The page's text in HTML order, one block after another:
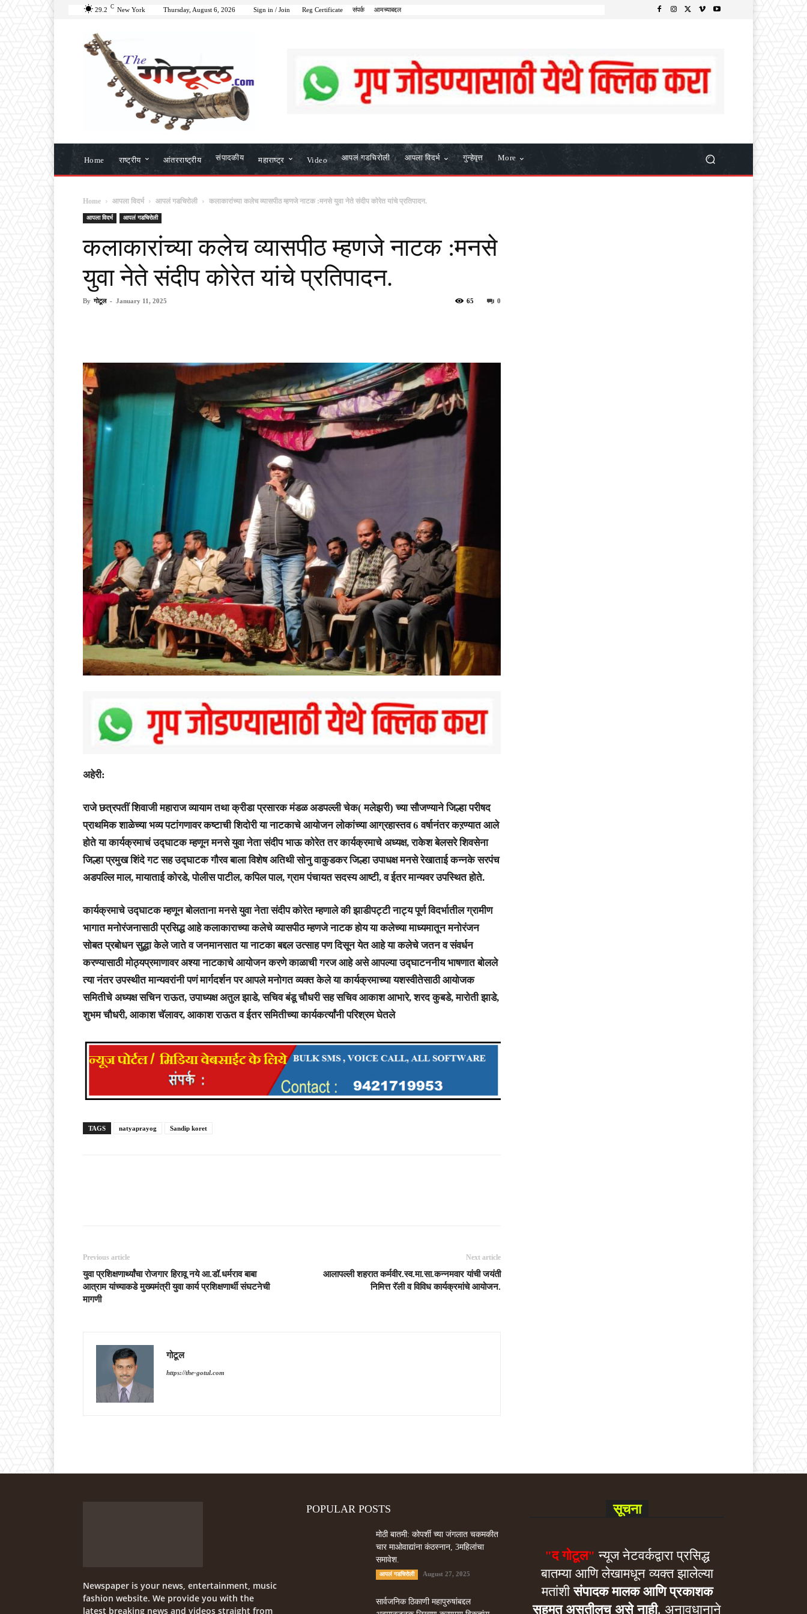
29.2 C New York Thursday, August 6, 2026 Sign in / Join Reg Certificate संपर्क आमच्याबद्दल
Home राष्ट्रीय आंतरराष्ट्रीय संपादकीय महाराष्ट्र Video आपलं गडचिरोली आपला विदर्भ गुन्हेवृत्त More
Home आपला विदर्भ आपलं गडचिरोली कलाकारांच्या कलेच व्यासपीठ म्हणजे नाटक :मनसे युवा नेते संदीप कोरेत यांचे प्रतिपादन.
आपला विदर्भ आपलं गडचिरोली
कलाकारांच्या कलेच व्यासपीठ म्हणजे नाटक :मनसे
युवा नेते संदीप कोरेत यांचे प्रतिपादन.
By गोटूल - January 11, 2025 0
65
अहेरी:
राजे छत्रपतीं शिवाजी महाराज व्यायाम तथा क्रीडा प्रसारक मंडळ अडपल्ली चेक( मलेझरी) च्या सौजण्याने जिल्हा परीषद
प्राथमिक शाळेच्या भव्य पटांगणावर कष्टाची शिदोरी या नाटकाचे आयोजन लोकांच्या आग्रहास्तव 6 वर्षानंतर कऱण्यात आले
होते या कार्यक्रमाचं उद्घाटक म्हणून मनसे युवा नेता संदीप भाऊ कोरेत तर कार्यक्रमाचे अध्यक्ष, राकेश बेलसरे शिवसेना
जिल्हा प्रमुख शिंदे गट सह उद्घाटक गौरव बाला विशेष अतिथी सोनु वाकुडकर जिल्हा उपाधक्ष मनसे रेखाताई कन्नके सरपंच
अडपल्लि माल, मायाताई कोरडे, पोलीस पाटील, कपिल पाल, ग्राम पंचायत सदस्य आष्टी, व ईतर मान्यवर उपस्थित होते.
कार्यक्रमाचे उद्घाटक म्हणून बोलताना मनसे युवा नेता संदीप कोरेत म्हणाले की झाडीपट्टी नाट्य पूर्ण विदर्भातील ग्रामीण
भागात मनोरंजनासाठी प्रसिद्ध आहे कलाकाराच्या कलेचे व्यासपीठ म्हणजे नाटक होय या कलेच्या माध्यमातून मनोरंजन
सोबत प्रबोधन सुद्धा केले जाते व जनमानसात या नाटका बद्दल उत्साह पण दिसून येत आहे या कलेचे जतन व संवर्धन
करण्यासाठी मोठ्यप्रमाणावर अश्या नाटकाचे आयोजन करणे काळाची गरज आहे असे आपल्या उद्घाटननीय भाषणात बोलले
त्या नंतर उपस्थीत मान्यवरांनी पणं मार्गदर्शन पर आपले मनोगत व्यक्त केले या कार्यक्रमाच्या यशस्वीतेसाठी आयोजक
समितीचे अध्यक्ष सचिन राऊत, उपाध्यक्ष अतुल झाडे, सचिव बंडू चौधरी सह सचिव आकाश आभारे, शरद कुबडे, मारोती झाडे,
शुभम चौधरी, आकाश चॅलावर, आकाश राऊत व ईतर समितीच्या कार्यकर्त्यांनी परिश्रम घेतले
TAGS natyaprayog Sandip koret
Previous article
युवा प्रशिक्षणार्थ्यांचा रोजगार हिरावू नये आ.डॉ.धर्मराव बाबा
आत्राम यांच्याकडे मुख्यमंत्री युवा कार्य प्रशिक्षणार्थी संघटनेची
मागणी
Next article
आलापल्ली शहरात कर्मवीर.स्व.मा.सा.कन्नमवार यांची जयंती
निमित्त रॅली व विविध कार्यक्रमांचे आयोजन.
गोटूल
https://the-gotul.com
Newspaper is your news, entertainment, music
fashion website. We provide you with the
latest breaking news and videos straight from
POPULAR POSTS
मोठी बातमी: कोपर्शी च्या जंगलात चकमकीत
चार माओवाद्यांना कंठस्नान, 3महिलांचा
समावेश.
आपलं गडचिरोली August 27, 2025
सार्वजनिक ठिकाणी महापुरुषांबद्दल
सूचना
"द गोटूल" न्यूज नेटवर्कद्वारा प्रसिद्ध
बातम्या आणि लेखामधून व्यक्त झालेल्या
मतांशीसंपादक मालक आणि प्रकाशक
सहमत असतीलच असे नाही. अनावधानाने